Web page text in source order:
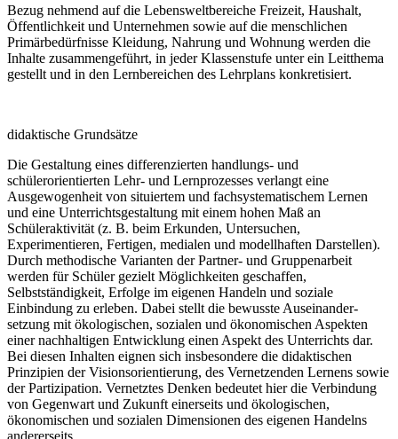
Bezug nehmend auf die Lebensweltbereiche Freizeit, Haushalt,
Öffentlichkeit und Unternehmen sowie auf die menschlichen
Primärbedürfnisse Kleidung, Nahrung und Wohnung werden die
Inhalte zusammengeführt, in jeder Klassenstufe unter ein Leitthema
gestellt und in den Lernbereichen des Lehrplans konkretisiert.
didaktische Grundsätze
Die Gestaltung eines differenzierten handlungs- und
schülerorientierten Lehr- und Lernprozesses verlangt eine
Ausgewogenheit von situiertem und fachsystematischem Lernen
und eine Unterrichtsgestaltung mit einem hohen Maß an
Schüleraktivität (z. B. beim Erkunden, Untersuchen,
Experimentieren, Fertigen, medialen und modellhaften Darstellen).
Durch methodische Varianten der Partner- und Gruppenarbeit
werden für Schüler gezielt Möglichkeiten geschaffen,
Selbstständigkeit, Erfolge im eigenen Handeln und soziale
Einbindung zu erleben. Dabei stellt die bewusste Auseinander-
setzung mit ökologischen, sozialen und ökonomischen Aspekten
einer nachhaltigen Entwicklung einen Aspekt des Unterrichts dar.
Bei diesen Inhalten eignen sich insbesondere die didaktischen
Prinzipien der Visionsorientierung, des Vernetzenden Lernens sowie
der Partizipation. Vernetztes Denken bedeutet hier die Verbindung
von Gegenwart und Zukunft einerseits und ökologischen,
ökonomischen und sozialen Dimensionen des eigenen Handelns
andererseits.